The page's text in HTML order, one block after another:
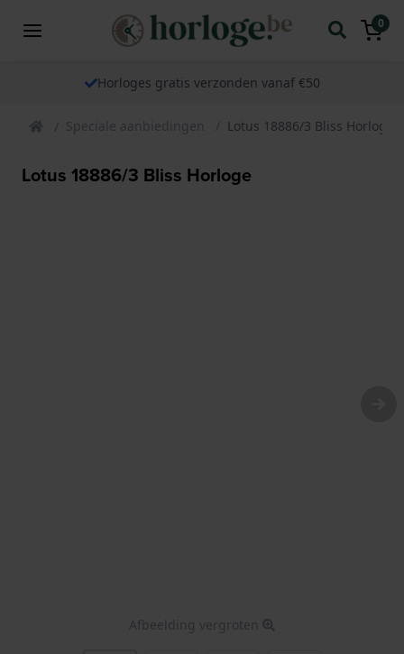
0
Horloges gratis verzonden vanaf €50
Speciale aanbiedingen Lotus 18886/3 Bliss Horloge
Lotus 18886/3 Bliss Horloge
Afbeelding vergroten